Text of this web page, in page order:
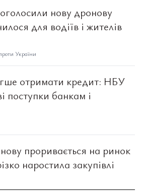
нову дронову
для водіїв і жителів
України
отримати кредит: НБУ
поступки банкам і
проривається на ринок
наростила закупівлі